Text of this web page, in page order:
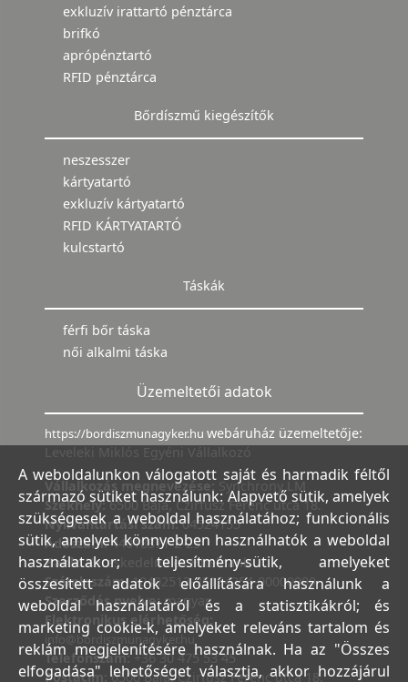
exkluzív irattartó pénztárca
brifkó
aprópénztartó
RFID pénztárca
Bőrdíszmű kiegészítők
neszesszer
kártyatartó
exkluzív kártyatartó
RFID KÁRTYATARTÓ
kulcstartó
Táskák
férfi bőr táska
női alkalmi táska
Üzemeltetői adatok
https://bordiszmunagyker.hu webáruház üzemeltetője:
Leveleki Miklós Egyéni Vállalkozó
Vállalkozás megnevezése: Synchrony LM
Székhely:6500 Baja, Czirfusz Ferenc utca 18.
Nyilvántartási szám:04524155
Adószám:44018371-2-23
Bank:Kereskedelmi és Hitelbank
Számlaszám:10402513-25154254-00000000
Szerződés nyelve:magyar
Elektronikus elérhetőség:
info@bordiszmunagyker.hu
Telefonszám: +36 30 475 53 45
Postacím:6500 Baja, Czirfusz Ferenc utca 18.
A weboldalunkon válogatott saját és harmadik féltől
származó sütiket használunk: Alapvető sütik, amelyek
szükségesek a weboldal használatához; funkcionális
sütik, amelyek könnyebben használhatók a weboldal
használatakor; teljesítmény-sütik, amelyeket
összesített adatok előállítására használunk a
weboldal használatáról és a statisztikákról; és
marketing cookie-k, amelyeket releváns tartalom és
reklám megjelenítésére használnak. Ha az "Összes
elfogadása" lehetőséget választja, akkor hozzájárul